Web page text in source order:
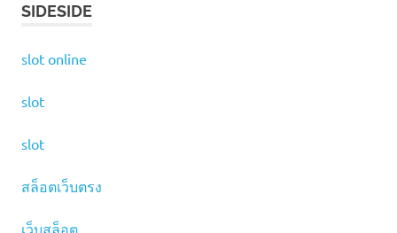
SIDESIDE
slot online
slot
slot
สล็อตเว็บตรง
เว็บสล็อต